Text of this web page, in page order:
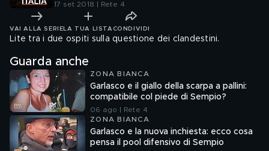
17 set 2018 | Rete 4
VAI ALLA SERIE LA TUA LISTA CONDIVIDI
Lite tra i due ospiti sulla questione dei clandestini.
Guarda anche
ZONA BIANCA
Garlasco e il giallo della scarpa a pallini:
compatibile col piede di Sempio?
06 ago | Rete 4
ZONA BIANCA
Garlasco e la nuova inchiesta: ecco cosa
pensa il pool difensivo di Sempio